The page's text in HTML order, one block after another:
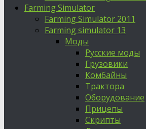
Farming Simulator
Farming Simulator 2011
Farming simulator 13
Моды
Русские моды
Грузовики
Комбайны
Трактора
Оборудование
Прицепы
Скрипты